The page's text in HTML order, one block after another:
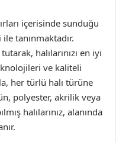
içerisinde sunduğu
tanınmaktadır.
halılarınızı en iyi
ve kaliteli
her türlü halı türüne
polyester, akrilik veya
halılarınız, alanında